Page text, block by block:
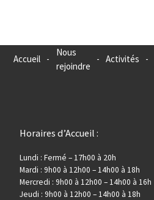
Accueil -
Nous
rejoindre
- Activités -
Horaires d’Accueil :
Lundi : Fermé – 17h00 à 20h
Mardi : 9h00 à 12h00 – 14h00 à 18h
Mercredi : 9h00 à 12h00 – 14h00 à 16h
Jeudi : 9h00 à 12h00 – 14h00 à 18h